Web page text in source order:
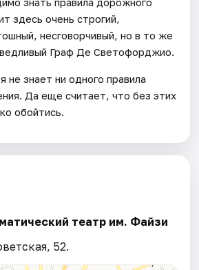
здесь очень строгий,
несговорчивый, но в то же
Граф Де Светофорджио.
знает ни одного правила
Да еще считает, что без этих
обойтись.
театр им. Файзи
52.